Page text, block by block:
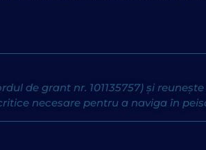
de grant nr. 101135757) și
necesare pentru a naviga în